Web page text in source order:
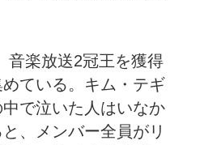
音楽放送2冠王を獲得
ている。キム・テギ
で泣いた人はいなか
、メンバー全員がリ